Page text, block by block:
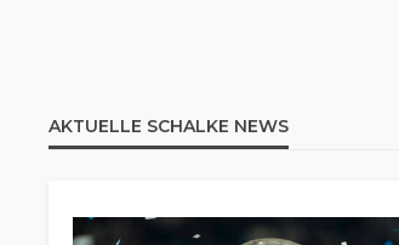
AKTUELLE SCHALKE NEWS